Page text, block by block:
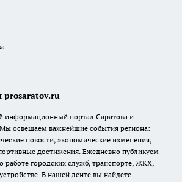
prosaratov.ru
информационный портал Саратова и
освещаем важнейшие события региона:
новости, экономические изменения,
достижения. Ежедневно публикуем
работе городских служб, транспорте, ЖКХ,
В нашей ленте вы найдете